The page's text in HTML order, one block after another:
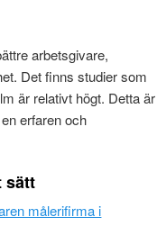
arbetsgivare,
Det finns studier som
är relativt högt. Detta är
erfaren och
sätt
målerifirma i